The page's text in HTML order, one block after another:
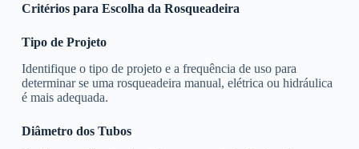
Critérios para Escolha da Rosqueadeira
Tipo de Projeto
Identifique o tipo de projeto e a frequência de uso para
determinar se uma rosqueadeira manual, elétrica ou hidráulica
é mais adequada.
Diâmetro dos Tubos